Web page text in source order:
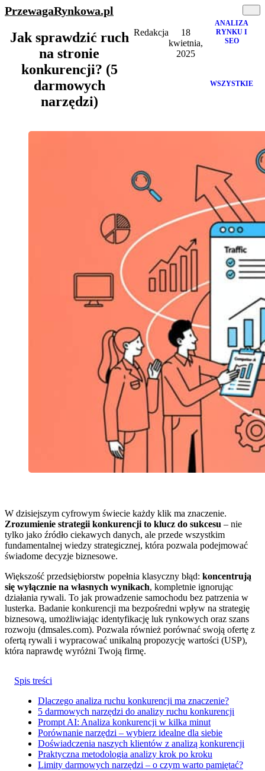
PrzewagaRynkowa.pl
Jak sprawdzić ruch
na stronie
konkurencji? (5
darmowych
narzędzi)
Redakcja
18
kwietnia,
2025
ANALIZA
RYNKU I
SEO
WSZYSTKIE
W dzisiejszym cyfrowym świecie każdy klik ma znaczenie.
Zrozumienie strategii konkurencji to klucz do sukcesu – nie
tylko jako źródło ciekawych danych, ale przede wszystkim
fundamentalnej wiedzy strategicznej, która pozwala podejmować
świadome decyzje biznesowe.
Większość przedsiębiorstw popełnia klasyczny błąd: koncentrują
się wyłącznie na własnych wynikach, kompletnie ignorując
działania rywali. To jak prowadzenie samochodu bez patrzenia w
lusterka. Badanie konkurencji ma bezpośredni wpływ na strategię
biznesową, umożliwiając identyfikację luk rynkowych oraz szans
rozwoju (dmsales.com). Pozwala również porównać swoją ofertę z
ofertą rywali i wypracować unikalną propozycję wartości (USP),
która naprawdę wyróżni Twoją firmę.
Spis treści
Dlaczego analiza ruchu konkurencji ma znaczenie?
5 darmowych narzędzi do analizy ruchu konkurencji
Prompt AI: Analiza konkurencji w kilka minut
Porównanie narzędzi – wybierz idealne dla siebie
Doświadczenia naszych klientów z analizą konkurencji
Praktyczna metodologia analizy krok po kroku
Limity darmowych narzędzi – o czym warto pamiętać?